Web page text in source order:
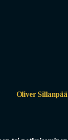
Oliver Sillanpää